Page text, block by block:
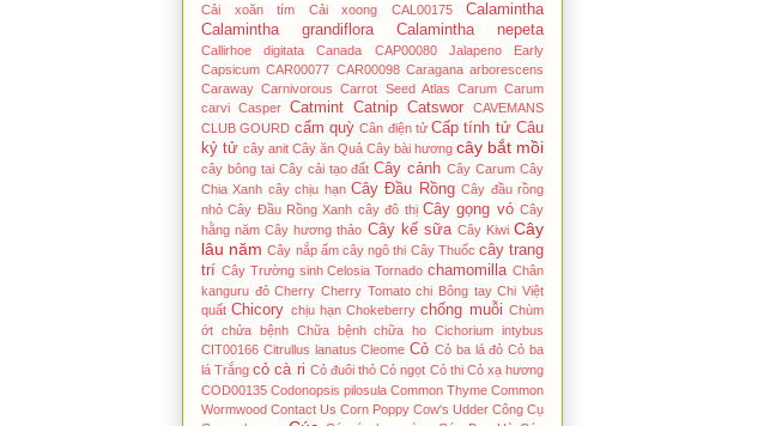
Cải xoăn tím
Cải xoong CAL00175
Calamintha
Calamintha grandiflora
Calamintha nepeta
Callirhoe digitata Canada
CAP00080 Jalapeno Early
Capsicum CAR00077 CAR00098 Caragana arborescens
Caraway Carnivorous Carrot Seed Atlas Carum Carum
carvi Casper Catmint Catnip Catswor
CAVEMANS
CLUB GOURD cẩm quỳ Cân điện tử Cấp tính tử Câu
kỷ tử cây anit Cây ăn Quả Cây bài hương cây bắt mồi
cây bông tai Cây cải tạo đất Cây cảnh Cây Carum Cây
Chia Xanh cây chịu hạn Cây Đầu Rồng Cây đầu rồng
nhỏ Cây Đầu Rồng Xanh cây đô thị Cây gọng vó Cây
hằng năm Cây hương thảo Cây kế sữa Cây Kiwi Cây
lâu năm Cây nắp ấm cây ngô thi Cây Thuốc cây trang
trí Cây Trường sinh Celosia Tornado chamomilla Chân
kanguru đỏ Cherry Cherry Tomato chi Bông tay Chi Việt
quất Chicory chịu hạn Chokeberry chống muỗi Chùm
ớt chửa bệnh Chữa bệnh chữa ho Cichorium intybus
CIT00166 Citrullus lanatus Cleome Cỏ Cỏ ba lá đỏ Cỏ ba
lá Trắng cỏ cà ri Cỏ đuôi thỏ Cỏ ngọt Cỏ thi Cỏ xạ hương
COD00135 Codonopsis pilosula Common Thyme Common
Wormwood Contact Us Corn Poppy Cow's Udder Công Cụ